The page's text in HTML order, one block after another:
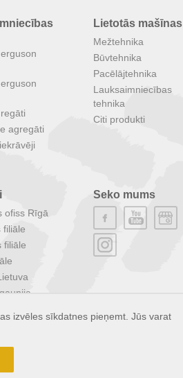
agregāti
Lietotās mašīnas
Mežtehnika
Būvtehnika
Pacēlājtehnika
Lauksaimniecības
tehnika
Citi produkti
ofiss Rīgā
filiāle
filiāle
Seko mums
izvēles sīkdatnes pieņemt. Jūs varat